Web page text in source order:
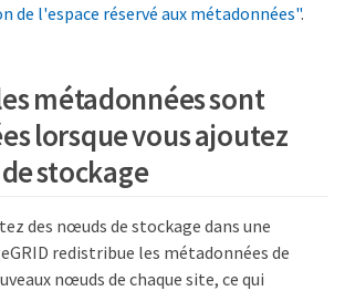
de l'espace réservé aux métadonnées".
métadonnées sont
lorsque vous ajoutez
stockage
des nœuds de stockage dans une
redistribue les métadonnées de
nœuds de chaque site, ce qui